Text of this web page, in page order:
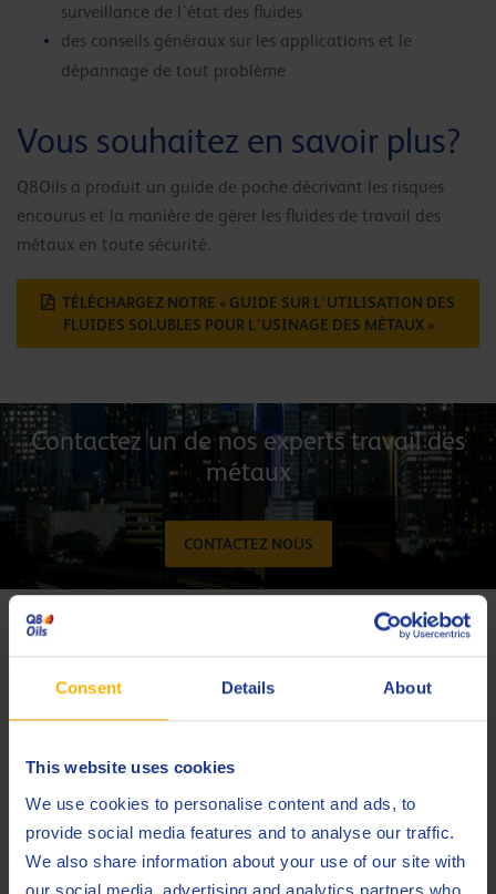
Consent Details About
This website uses cookies
We use cookies to personalise content and ads, to
provide social media features and to analyse our traffic.
We also share information about your use of our site with
our social media, advertising and analytics partners who
surveillance de l’état des fluides
des conseils généraux sur les applications et le
dépannage de tout problème
Vous souhaitez en savoir plus?
Q8Oils a produit un guide de poche décrivant les risques
encourus et la manière de gérer les fluides de travail des
métaux en toute sécurité.
TÉLÉCHARGEZ NOTRE « GUIDE SUR L’UTILISATION DES
FLUIDES SOLUBLES POUR L’USINAGE DES MÉTAUX »
Contactez un de nos experts travail des
métaux
CONTACTEZ NOUS